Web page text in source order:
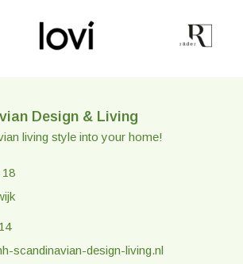
Design & Living
living style into your home!
18
scandinavian-design-living.nl